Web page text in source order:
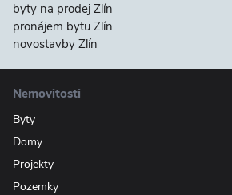
byty na prodej Zlín
pronájem bytu Zlín
novostavby Zlín
Nemovitosti
Byty
Domy
Projekty
Pozemky